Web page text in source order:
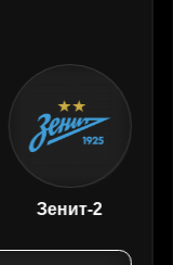
Зенит-2